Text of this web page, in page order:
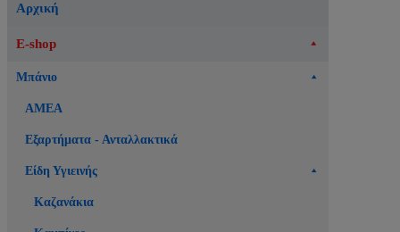
Αρχική
E-shop
Μπάνιο
ΑΜΕΑ
Εξαρτήματα - Ανταλλακτικά
Είδη Υγιεινής
Καζανάκια